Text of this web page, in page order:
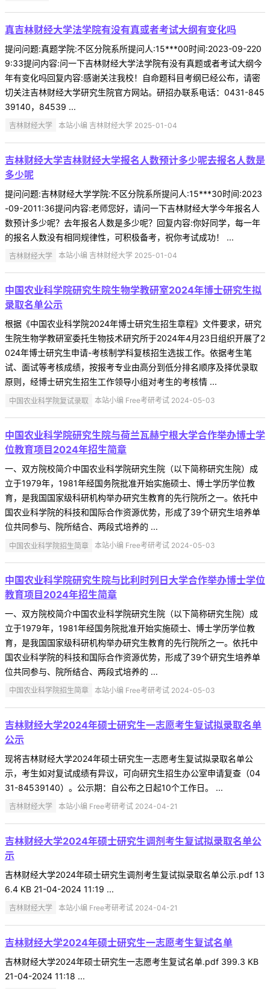
真吉林财经大学法学院有没有真或者考试大纲有变化吗
提问问题:真题学院:不区分院系所提问人:15***00时间:2023-09-220
9:33提问内容:问一下吉林财经大学法学院有没有真题或者考试大纲今
年有变化吗回复内容:感谢关注我校！自命题科目考纲已经公布，请密
切关注吉林财经大学研究生院官方网站。研招办联系电话：0431-845
39140，84539 ...
吉林财经大学 本站小编 吉林财经大学 2025-01-04
吉林财经大学吉林财经大学报名人数预计多少呢去报名人数是
多少呢
提问问题:吉林财经大学学院:不区分院系所提问人:15***30时间:2023
-09-2011:36提问内容:老师您好，请问一下吉林财经大学今年报名人
数预计多少呢？去年报名人数是多少呢？回复内容:你好同学，每一年
的报名人数没有相同规律性，可积极备考，祝你考试成功！ ...
吉林财经大学 本站小编 吉林财经大学 2025-01-04
中国农业科学院研究生院生物学教研室2024年博士研究生拟
录取名单公示
根据《中国农业科学院2024年博士研究生招生章程》文件要求，研究
生院生物学教研室委托生物技术研究所于2024年4月23日组织开展了2
024年博士研究生申请-考核制学科复核招生选拔工作。依据考生笔
试、面试等考核成绩，按报考专业由高分到低分排名顺序及择优录取
原则，经博士研究生招生工作领导小组对考生的考核情 ...
中国农业科学院复试录取 本站小编 Free考研考试 2024-05-03
中国农业科学院研究生院与荷兰瓦赫宁根大学合作举办博士学
位教育项目2024年招生简章
一、双方院校简介中国农业科学院研究生院（以下简称研究生院）成
立于1979年，1981年经国务院批准开始实施硕士、博士学历学位教
育，是我国国家级科研机构举办研究生教育的先行院所之一。依托中
国农业科学院的科技和国际合作资源优势，形成了39个研究生培养单
位共同参与、院所结合、两段式培养的 ...
中国农业科学院招生简章 本站小编 Free考研考试 2024-05-03
中国农业科学院研究生院与比利时列日大学合作举办博士学位
教育项目2024年招生简章
一、双方院校简介中国农业科学院研究生院（以下简称研究生院）成
立于1979年，1981年经国务院批准开始实施硕士、博士学历学位教
育，是我国国家级科研机构举办研究生教育的先行院所之一。依托中
国农业科学院的科技和国际合作资源优势，形成了39个研究生培养单
位共同参与、院所结合、两段式培养的 ...
中国农业科学院招生简章 本站小编 Free考研考试 2024-05-03
吉林财经大学2024年硕士研究生一志愿考生复试拟录取名单
公示
现将吉林财经大学2024年硕士研究生一志愿考生复试拟录取名单公
示，考生如对复试成绩有异议，可向研究生招生办公室申请复查（04
31-84539140）。公示期：自公布之日起10个工作日。 ...
吉林财经大学 本站小编 Free考研考试 2024-04-21
吉林财经大学2024年硕士研究生调剂考生复试拟录取名单公
示
吉林财经大学2024年硕士研究生调剂考生复试拟录取名单公示.pdf 13
6.4 KB 21-04-2024 11:19 ...
吉林财经大学 本站小编 Free考研考试 2024-04-21
吉林财经大学2024年硕士研究生一志愿考生复试名单
吉林财经大学2024年硕士研究生一志愿考生复试名单.pdf 399.3 KB
21-04-2024 11:18 ...